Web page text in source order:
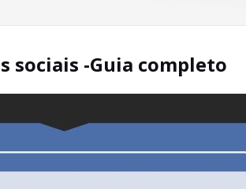
sociais -Guia completo